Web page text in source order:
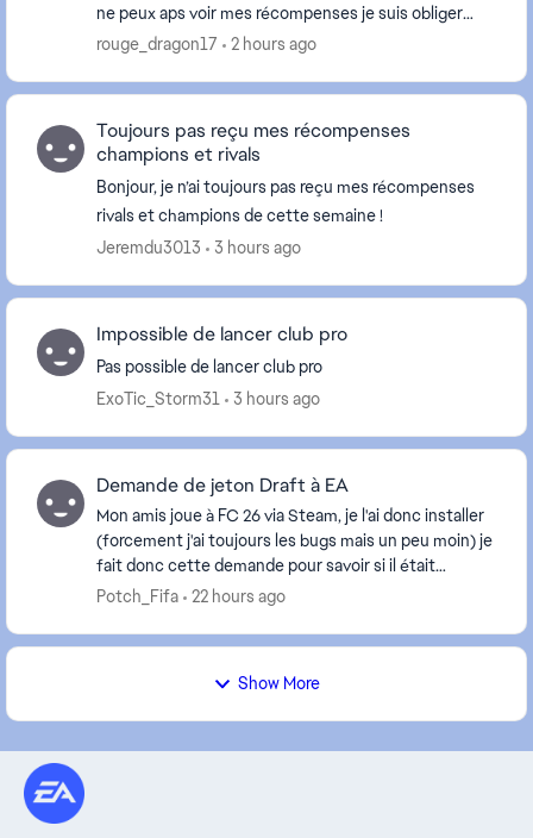
ne peux aps voir mes récompenses je suis obliger
d’aller sur l’app compagnon pour pouvoir pre...
rouge_dragon17 2 hours ago
Toujours pas reçu mes récompenses
champions et rivals
Bonjour, je n’ai toujours pas reçu mes récompenses
rivals et champions de cette semaine !
Jeremdu3013
3 hours ago
Impossible de lancer club pro
Pas possible de lancer club pro
ExoTic_Storm31
3 hours ago
Demande de jeton Draft à EA
Mon amis joue à FC 26 via Steam, je l'ai donc installer
(forcement j'ai toujours les bugs mais un peu moin) je
fait donc cette demande pour savoir si il était
possible de me rembourser 3 Jetons Draft...
Potch_Fifa 22 hours ago
Show More